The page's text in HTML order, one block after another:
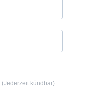
(Jederzeit kündbar)